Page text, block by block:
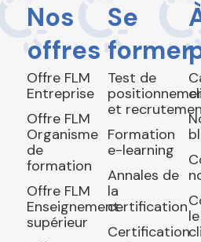
Nos
offres
Offre FLM
Entreprise
Offre FLM
Organisme
de
formation
Offre FLM
Enseignement
supérieur
Se
former
Test de
et
Formation
e-learning
Annales de
la
certification
Certification